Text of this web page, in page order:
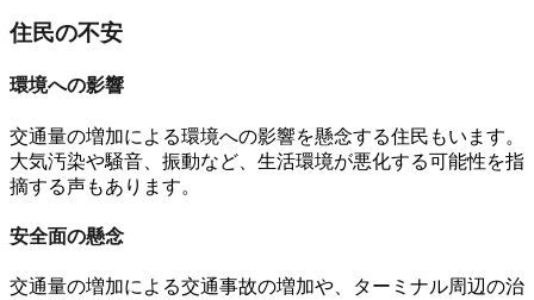
住民の不安
環境への影響
交通量の増加による環境への影響を懸念する住民もいます。
大気汚染や騒音 振動など、 生活環境が悪化する可能性を指
摘する声もあります。
安全面の懸念
交通量の増加による交通事故の増加や、
ターミナル周辺の治